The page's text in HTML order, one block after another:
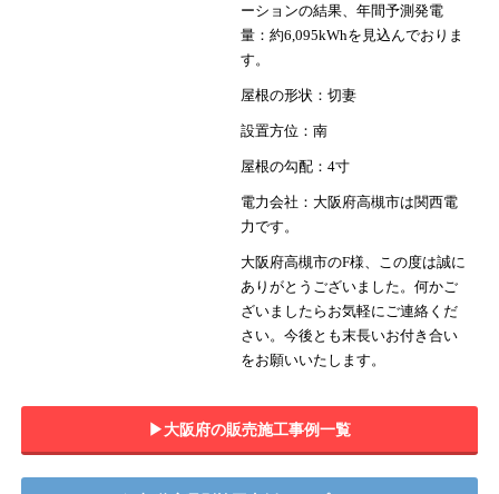
ーションの結果、年間予測発電
量：約6,095kWhを見込んでおりま
す。
屋根の形状：切妻
設置方位：南
屋根の勾配：4寸
電力会社：大阪府高槻市は関西電
力です。
大阪府高槻市のF様、この度は誠に
ありがとうございました。何かご
ざいましたらお気軽にご連絡くだ
さい。今後とも末長いお付き合い
をお願いいたします。
▶︎大阪府の販売施工事例一覧